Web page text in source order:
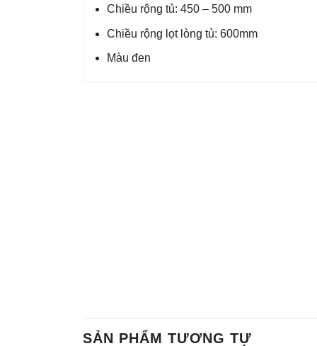
Chiều rộng tủ: 450 – 500 mm
Chiều rộng lọt lòng tủ: 600mm
Màu đen
SẢN PHẨM TƯƠNG TỰ